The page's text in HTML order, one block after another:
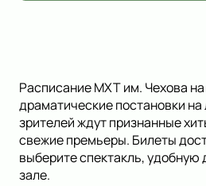
Расписание МХТ им. Чехова
драматические постановки
зрителей ждут признанные
свежие премьеры. Билеты
выберите спектакль, удобную
зале.